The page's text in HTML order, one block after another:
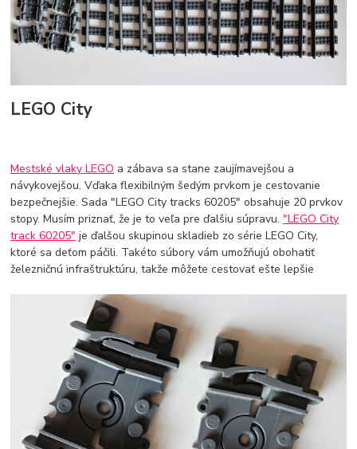
LEGO City
Mestské vlaky LEGO a zábava sa stane zaujímavejšou a
návykovejšou. Vďaka flexibilným šedým prvkom je cestovanie
bezpečnejšie. Sada "LEGO City tracks 60205" obsahuje 20 prvkov
stopy. Musím priznať, že je to veľa pre ďalšiu súpravu."LEGO City
track 60205" je ďalšou skupinou skladieb zo série LEGO City,
ktoré sa deťom páčili. Takéto súbory vám umožňujú obohatiť
železničnú infraštruktúru, takže môžete cestovať ešte lepšie